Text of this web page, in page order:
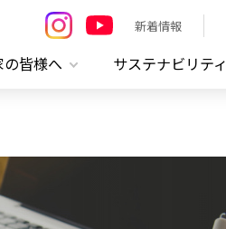
新着情報
皆様へ サステナビリティ